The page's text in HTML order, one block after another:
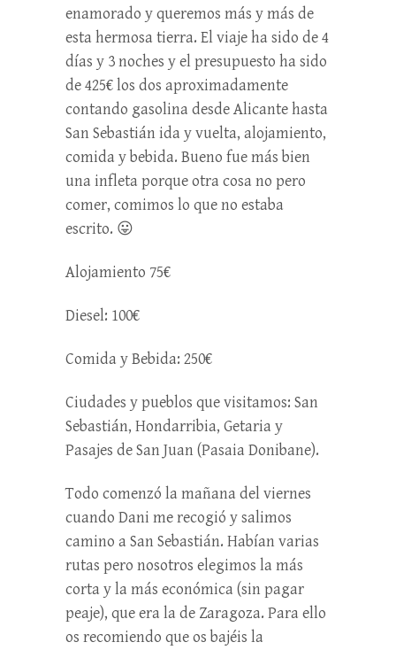
enamorado y queremos más y más de
esta hermosa tierra. El viaje ha sido de 4
días y 3 noches y el presupuesto ha sido
de 425€ los dos aproximadamente
contando gasolina desde Alicante hasta
San Sebastián ida y vuelta, alojamiento,
comida y bebida. Bueno fue más bien
una infleta porque otra cosa no pero
comer, comimos lo que no estaba
escrito. 😛
Alojamiento 75€
Diesel: 100€
Comida y Bebida: 250€
Ciudades y pueblos que visitamos: San
Sebastián, Hondarribia, Getaria y
Pasajes de San Juan (Pasaia Donibane).
Todo comenzó la mañana del viernes
cuando Dani me recogió y salimos
camino a San Sebastián. Habían varias
rutas pero nosotros elegimos la más
corta y la más económica (sin pagar
peaje), que era la de Zaragoza. Para ello
os recomiendo que os bajéis la